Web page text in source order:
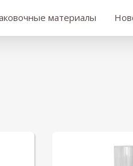
материалы